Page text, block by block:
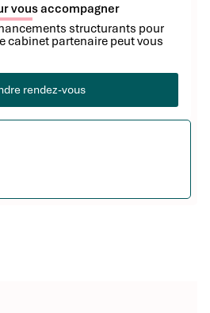
vous accompagner
structurants pour
cabinet partenaire peut vous
rendez-vous